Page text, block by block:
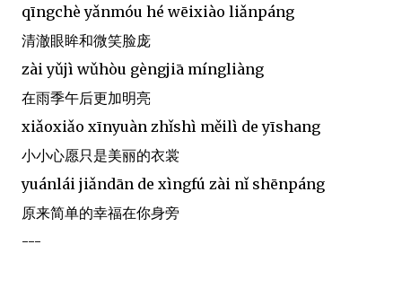
qīngchè yǎnmóu hé wēixiào liǎnpáng
清澈眼眸和微笑脸庞
zài yǔjì wǔhòu gèngjiā míngliàng
在雨季午后更加明亮
xiǎoxiǎo xīnyuàn zhǐshì měilì de yīshang
小小心愿只是美丽的衣裳
yuánlái jiǎndān de xìngfú zài nǐ shēnpáng
原来简单的幸福在你身旁
---